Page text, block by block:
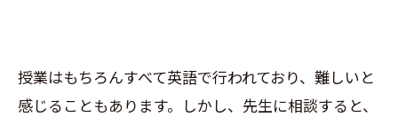
授業はもちろんすべて英語で行われており、難しいと
感じることもあります。しかし、先生に相談すると、